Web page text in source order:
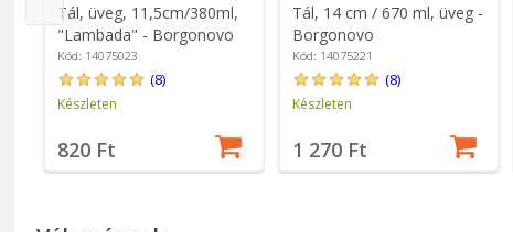
Tál, üveg, 11,5cm/380ml,
"Lambada" - Borgonovo
Kód: 14075023
(8)
Készleten
820 Ft
Tál, 14 cm / 670 ml, üveg -
Borgonovo
Kód: 14075221
(8)
Készleten
1 270 Ft